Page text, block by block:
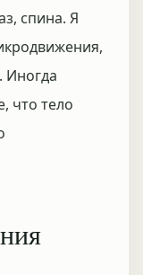
спина. Я
Иногда
что тело